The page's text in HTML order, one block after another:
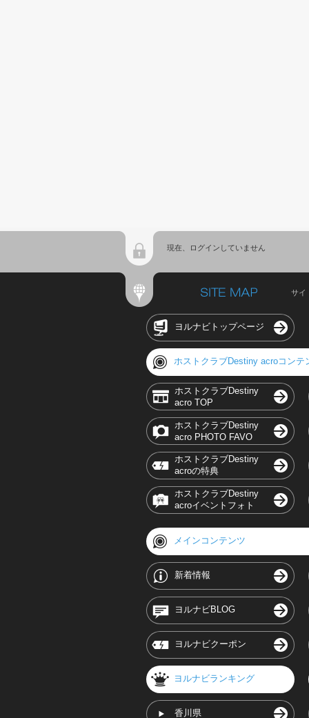
現在、ログインしていません
サイ
ヨルナビトップページ
ホストクラブDestiny acroコンテ
ホストクラブDestiny
acro TOP
ホストクラブDestiny
acro PHOTO FAVO
ホストクラブDestiny
acroの特典
ホストクラブDestiny
acroイベントフォト
メインコンテンツ
新着情報
ヨルナビBLOG
ヨルナビクーポン
ヨルナビランキング
香川県